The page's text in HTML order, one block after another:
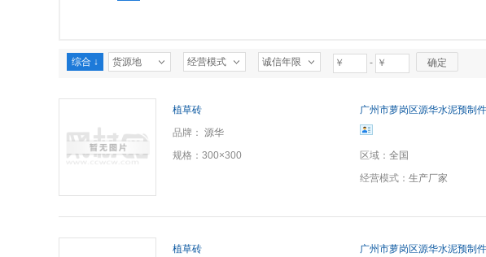
综合 ↓ 货源地 经营模式 诚信年限 - 确定
植草砖
品牌： 源华
规格： 300×300
广州市萝岗区源华水泥预制
区域： 全国
经营模式： 生产厂家
植草砖
广州市萝岗区源华水泥预制